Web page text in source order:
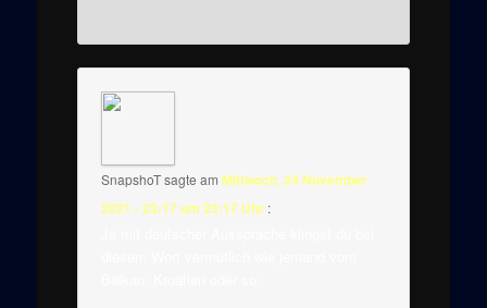
SnapshoTsagte am Mittwoch, 24 November
2021 - 23:17 um 23:17 Uhr :